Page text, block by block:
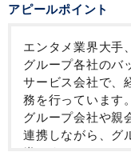
アピールポイント
エンタメ業界大手
グループ各社のバ
サービス会社で、
務を行っています。
グループ会社や親
連携しながら、グ
織です。